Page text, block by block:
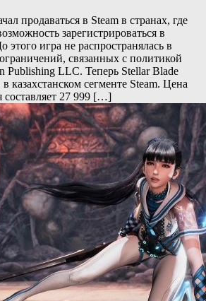
продаваться в Steam в странах, где
зарегистрироваться в
этого игра не распространялась в
связанных с политикой
Publishing LLC. Теперь Stellar Blade
казахстанском сегменте Steam. Цена
составляет 27 999 […]